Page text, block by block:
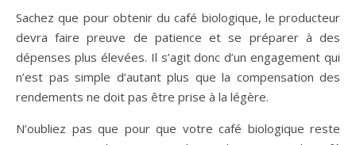
Sachez que pour obtenir du café biologique, le producteur
devra faire preuve de patience et se préparer à des
dépenses plus élevées. Il s’agit donc d’un engagement qui
n’est pas simple d’autant plus que la compensation des
rendements ne doit pas être prise à la légère.
N’oubliez pas que pour que votre café biologique reste